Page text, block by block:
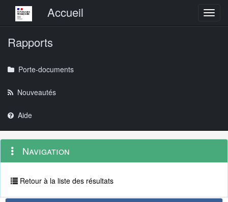
Menu principalAccueil
Rapports
Porte-documents
Nouveautés
Aide
Navigation
outils
Menu
contextuel
Navigation
Retour à la liste des résultats